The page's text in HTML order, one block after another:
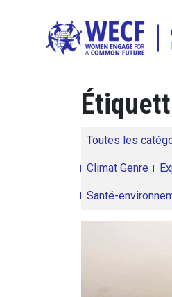
Toutes les
Climat Genre
Santé-